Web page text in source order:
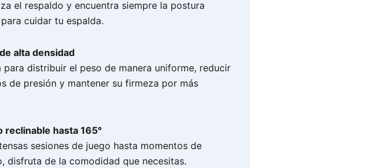
el respaldo y encuentra siempre la postura
cuidar tu espalda.
alta densidad
para distribuir el peso de manera uniforme, reducir
de presión y mantener su firmeza por más
reclinable hasta 165°
sesiones de juego hasta momentos de
disfruta de la comodidad que necesitas.